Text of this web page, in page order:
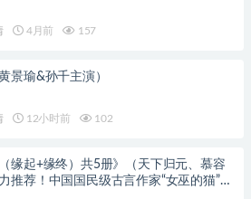
4月前 157
景瑜&孙千主演）
12小时前 102
（缘起+缘终）共5册》（天下归元、慕容
推荐！中国国民级古言作家“女巫的猫”，